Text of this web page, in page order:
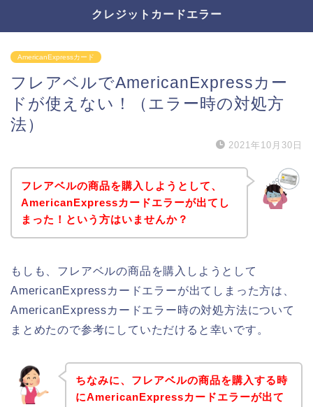
クレジットカードエラー
AmericanExpressカード
フレアベルでAmericanExpressカー
ドが使えない！（エラー時の対処方
法）
2021年10月30日
フレアベルの商品を購入しようとして、
AmericanExpressカードエラーが出てし
まった！という方はいませんか？
もしも、フレアベルの商品を購入しようとして
AmericanExpressカードエラーが出てしまった方は、
AmericanExpressカードエラー時の対処方法について
まとめたので参考にしていただけると幸いです。
ちなみに、フレアベルの商品を購入する時
にAmericanExpressカードエラーが出て